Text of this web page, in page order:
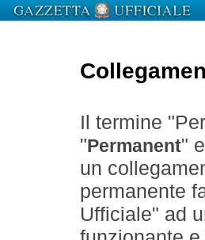
Il termine
" Permanent"
un
permanente
Ufficiale" ad